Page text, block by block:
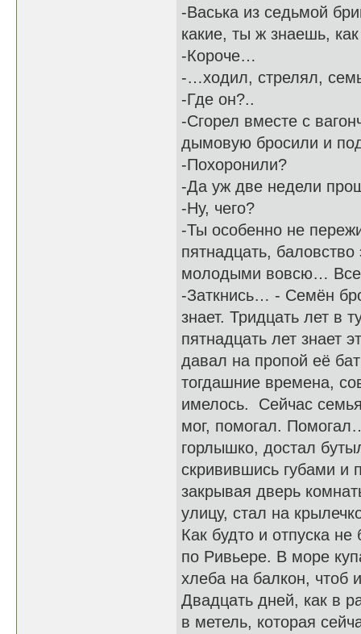
-Васька из седьмой
какие, ты ж знаешь,
-Короче…
-…ходил, стрелял,
-Где он?..
-Сгорел вместе с
дымовую бросили и
-Похоронили?
-Да уж две недели
-Ну, чего?
-Ты особенно не
пятнадцать,
молодыми вовсю…
-Заткнись… - Семён
знает. Тридцать лет в
пятнадцать лет знает
давал на пропой её
тогдашние времена,
имелось. Сейчас
мог, помогал.
горлышко, достал
скривившись губами и
закрывая дверь
улицу, стал на
Как будто и отпуска
по Ривьере. В море
хлеба на балкон, чтоб
Двадцать дней, как в
в метель, которая